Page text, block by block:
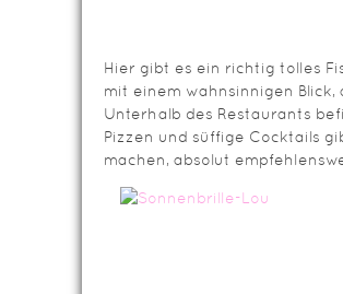
Hier gibt es ein richtig tolles
mit einem wahnsinnigen
Unterhalb des Restaurants
Pizzen und süffige Cocktails
machen, absolut